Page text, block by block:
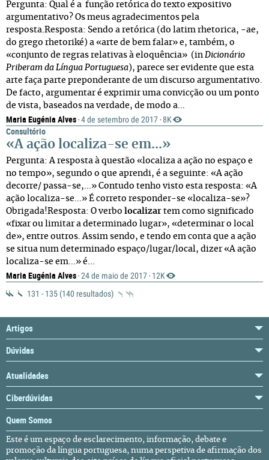
Pergunta: Qual é a função retórica do texto expositivo
argumentativo? Os meus agradecimentos pela
resposta.Resposta: Sendo a retórica (do latim rhetorica, -ae,
do grego rhetoriké) a «arte de bem falar» e, também, o
«conjunto de regras relativas à eloquência» (in Dicionário
Priberam da Língua Portuguesa), parece ser evidente que esta
arte faça parte preponderante de um discurso argumentativo.
De facto, argumentar é exprimir uma convicção ou um ponto
de vista, baseados na verdade, de modo a...
Maria Eugénia Alves · 4 de setembro de 2017 · 8K
Consultório
«A ação localiza-se em...»
Pergunta: A resposta à questão «localiza a ação no espaço e
no tempo», segundo o que aprendi, é a seguinte: «A ação
decorre/ passa-se,...» Contudo tenho visto esta resposta: «A
ação localiza-se...» É correto responder-se «localiza-se»?
Obrigada!Resposta: O verbo localizar tem como significado
«fixar ou limitar a determinado lugar», «determinar o local
de», entre outros. Assim sendo, e tendo em conta que a ação
se situa num determinado espaço/lugar/local, dizer «A ação
localiza-se em...» é...
Maria Eugénia Alves · 24 de maio de 2017 · 12K
131 - 135 (140 resultados)
Artigos
Dúvidas
Atualidades
Ciberdúvidas
Quem Somos
Este é um espaço de esclarecimento, informação, debate e
promoção da língua portuguesa, numa perspetiva de afirmação dos